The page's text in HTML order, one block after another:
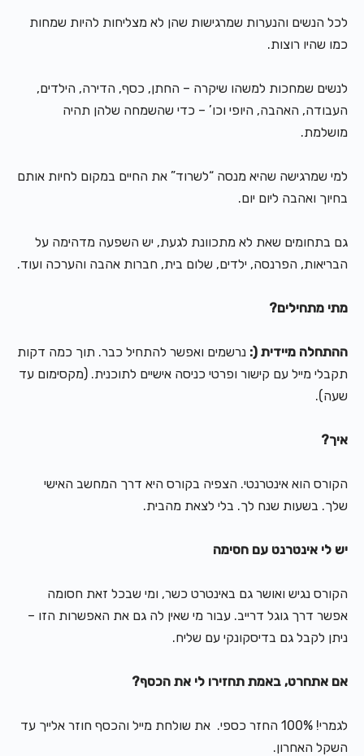
לכל הנשים והנערות שמרגישות שהן לא מצליחות להיות שמחות
כמו שהיו רוצות.
לנשים שמחכות למשהו שיקרה – החתן, כסף, הדירה, הילדים,
העבודה, האהבה, היופי וכו’ – כדי שהשמחה שלהן תהיה
מושלמת.
למי שמרגישה שהיא מנסה “לשרוד” את החיים במקום לחיות אותם
בחיוך ואהבה ליום יום.
גם בתחומים שאת לא מתכוונת לגעת, יש השפעה מדהימה על
הבריאות, הפרנסה, ילדים, שלום בית, חברות אהבה והערכה ועוד.
מתי מתחילים?
ההתחלה מיידית (: נרשמים ואפשר להתחיל כבר. תוך כמה דקות
תקבלי מייל עם קישור ופרטי כניסה אישיים לתוכנית. (מקסימום עד
שעה).
איך?
הקורס הוא אינטרנטי. הצפיה בקורס היא דרך המחשב האישי
שלך. בשעות שנח לך. בלי לצאת מהבית.
יש לי אינטרנט עם חסימה
הקורס נגיש ואושר גם באינטרט כשר, ומי שבכל זאת חסומה
אפשר דרך גוגל דרייב. עבור מי שאין לה גם את האפשרות הזו –
ניתן לקבל גם בדיסקונקי עם שליח.
אם אתחרט, באמת תחזירו לי את הכסף?
לגמרי! 100% החזר כספי. את שולחת מייל והכסף חוזר אלייך עד
השקל האחרון.